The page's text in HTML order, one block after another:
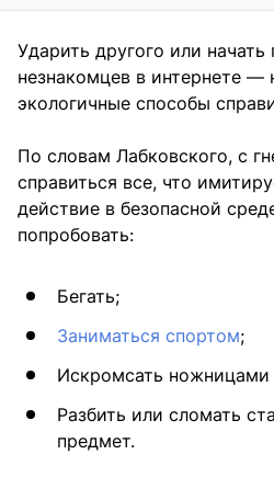
Ударить другого или начать
незнакомцев в интернете —
экологичные способы
По словам Лабковского, с
справиться все, что
действие в безопасной
попробовать:
Бегать;
Заниматься спортом;
Искромсать ножницами
Разбить или сломать
предмет.